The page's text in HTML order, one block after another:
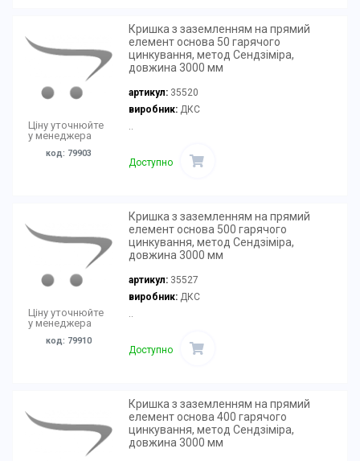
Ціну уточнюйте
у менеджера
код: 79903
Кришка з заземленням на прямий
елемент основа 50 гарячого
цинкування, метод Сендзіміра,
довжина 3000 мм
артикул: 35520
виробник:ДКС
..
Доступно
Ціну уточнюйте
у менеджера
код: 79910
Кришка з заземленням на прямий
елемент основа 500 гарячого
цинкування, метод Сендзіміра,
довжина 3000 мм
артикул: 35527
виробник:ДКС
..
Доступно
Кришка з заземленням на прямий
елемент основа 400 гарячого
цинкування, метод Сендзіміра,
довжина 3000 мм